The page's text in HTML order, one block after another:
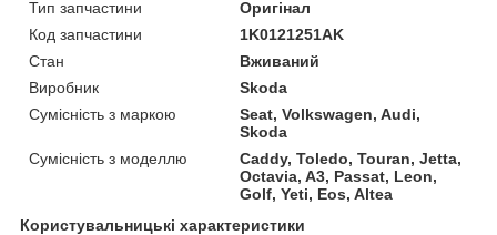
Тип запчастини
Оригінал
Код запчастини
1K0121251AK
Стан
Вживаний
Виробник
Skoda
Сумісність з маркою
Seat, Volkswagen, Audi,
Skoda
Сумісність з моделлю
Caddy, Toledo, Touran, Jetta,
Octavia, A3, Passat, Leon,
Golf, Yeti, Eos, Altea
Користувальницькі характеристики